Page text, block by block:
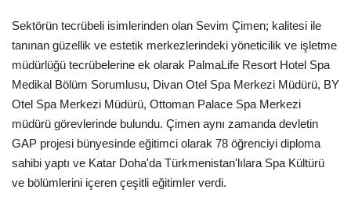
Araştırma - İnceleme
Lezzet Durakları
Röportajlar
Gezi - Yorum
Sektörün tecrübeli isimlerinden olan Sevim Çimen; kalitesi ile
tanınan güzellik ve estetik merkezlerindeki yöneticilik ve işletme
müdürlüğü tecrübelerine ek olarak PalmaLife Resort Hotel Spa
Medikal Bölüm Sorumlusu, Divan Otel Spa Merkezi Müdürü, BY
Otel Spa Merkezi Müdürü, Ottoman Palace Spa Merkezi
müdürü görevlerinde bulundu. Çimen aynı zamanda devletin
GAP projesi bünyesinde eğitimci olarak 78 öğrenciyi diploma
sahibi yaptı ve Katar Doha'da Türkmenistan'lılara Spa Kültürü
ve bölümlerini içeren çeşitli eğitimler verdi.